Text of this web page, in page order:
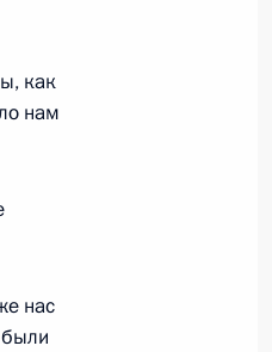
как
нам
нас